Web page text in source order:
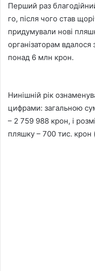
Перший раз
го, після чого став
придумували нові
організаторам вдалося
понад 6 млн крон.
Нинішній рік
цифрами: загальною
– 2 759 988 крон, і
пляшку – 700 тис. крон